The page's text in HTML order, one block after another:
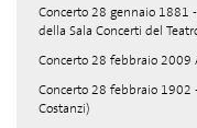
Concerto 28 gennaio 1881
della Sala Concerti del
Concerto 28 febbraio 2009
Concerto 28 febbraio 1902 -
Costanzi)